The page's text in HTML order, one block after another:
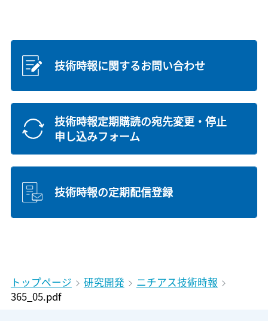
技術時報に関するお問い合わせ
技術時報定期購読の宛先変更・停止
申し込みフォーム
技術時報の定期配信登録
トップページ 研究開発
ニチアス技術時報
365_05.pdf